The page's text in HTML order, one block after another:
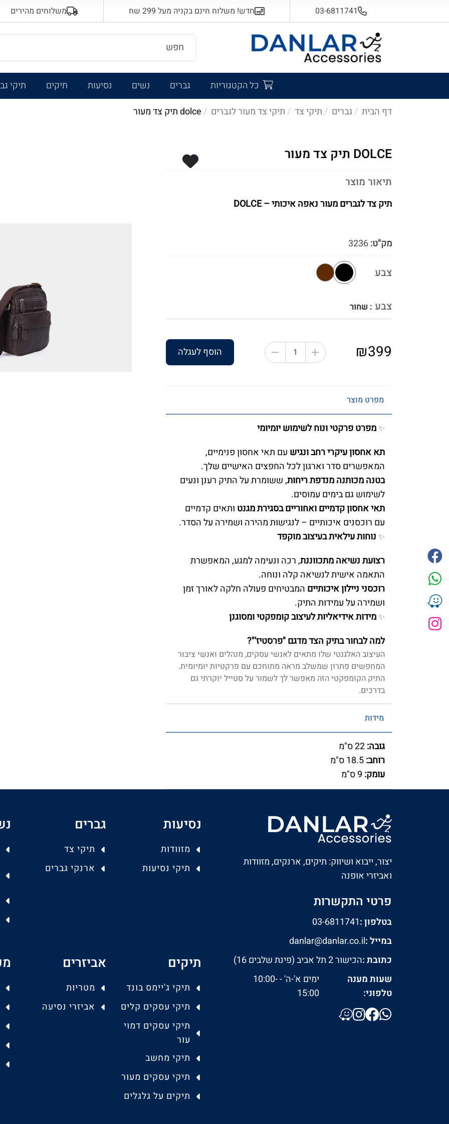
03-6811741 חדש! משלוח חינם בקניה מעל 299 שח משלוחים מהירים
כל הקטגוריות גברים נשים נסיעות תיקים
תיקי גב
דף הבית
גברים תיקי צד תיקי צד מעור לגברים dolce תיק צד מעור
DOLCE תיק צד מעור
תיאור מוצר
תיק צד לגברים מעור נאפה איכותי – DOLCE
מק"ט:
צבע
צבע : שחור
₪399 הוסף לעגלה
מפרט מוצר
✨מפרט פרקטי ונוח לשימוש יומיומי
תא אחסון עיקרי רחב ונגיש עם תאי אחסון פנימיים,
המאפשרים סדר וארגון לכל החפצים האישיים שלך.
בטנה מכותנה מנדפת ריחות, ששומרת על התיק רענן ונעים
לשימוש גם בימים עמוסים.
תאי אחסון קדמיים ואחוריים בסגירת מגנט ותאים קדמיים
עם רוכסנים איכותיים – לנגישות מהירה ושמירה על הסדר.
✨ נוחות עילאית בעיצוב מוקפד
רצועת נשיאה מתכווננת, רכה ונעימה למגע, המאפשרת
התאמה אישית לנשיאה קלה ונוחה.
רוכסני ניילון איכותיים המבטיחים פעולה חלקה לאורך זמן
ושמירה על עמידות התיק.
✨מידות אידיאליות לעיצוב קומפקטי ומסוגנן
למה לבחור בתיק הצד מדגם "פרסטיז'"?
העיצוב האלגנטי שלו מתאים לאנשי עסקים, מנהלים ואנשי ציבור
המחפשים פתרון שמשלב מראה מתוחכם עם פרקטיות יומיומית.
התיק הקומפקטי הזה מאפשר לך לשמור על סטייל יוקרתי גם
בדרכים.
מידות
גובה:
רוחב:
עומק:
יצור, ייבוא ושיווק: תיקים, ארנקים, מזוודות
ואביזרי אופנה
פרטי התקשרות
בטלפון :03-6811741
במייל :danlar@danlar.co.il
כתובת :הכישור 2 תל אביב (פינת שלבים 16)
שעות מענה
טלפוני:
ימים א'-ה' - 10:00-
15:00
נסיעות
מזוודות
תיקי נסיעות
גברים
תיקי צד
ארנקי גברים
תיקים
תיקי ג'יימס בונד
תיקי עסקים קלים
תיקי עסקים דמוי
עור
תיקי מחשב
תיקי עסקים מעור
תיקים על גלגלים
אביזרים
מטריות
אביזרי נסיעה